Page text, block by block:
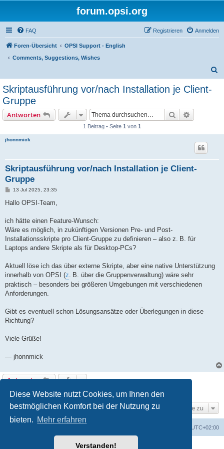
Diese Website nutzt Cookies, um Ihnen den
bestmöglichen Komfort bei der Nutzung zu
bieten. Mehr erfahren
Verstanden!
forum.opsi.org
FAQ Anmelden
Registrieren
Foren-Übersicht
OPSI Support - English
Comments, Suggestions, Wishes
Skriptausführung vor/nach Installation je Client-
Gruppe
Antworten Suche
1 Beitrag • Seite 1 von 1
jhonnmick
Skriptausführung vor/nach Installation je Client-
Gruppe
B
i
a
13 Jul 2025, 23:35
Hallo OPSI-Team,
ich hätte einen Feature-Wunsch:
Wäre es möglich, in zukünftigen Versionen Pre- und Post-
Installationsskripte pro Client-Gruppe zu definieren – also z. B. für
Laptops andere Skripte als für Desktop-PCs?
Aktuell löse ich das über externe Skripte, aber eine native Unterstützung
innerhalb von OPSI (z. B. über die Gruppenverwaltung) wäre sehr
praktisch – besonders bei größeren Umgebungen mit verschiedenen
Anforderungen.
Gibt es eventuell schon Lösungsansätze oder Überlegungen in diese
Richtung?
Viele Grüße!
— jhonnmick
Antworten
1 Beitrag • Seite1von1
Gehe zu
UTC+02:00
Powered byphpBB® Forum Software © phpBB Limited